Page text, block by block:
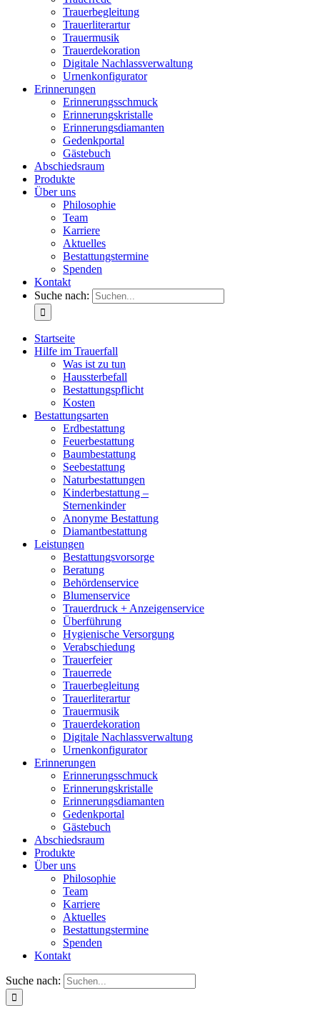
Trauerbegleitung
Trauerliterartur
Trauermusik
Trauerdekoration
Digitale Nachlassverwaltung
Urnenkonfigurator
Erinnerungen
Erinnerungsschmuck
Erinnerungskristalle
Erinnerungsdiamanten
Gedenkportal
Gästebuch
Abschiedsraum
Produkte
Über uns
Philosophie
Team
Karriere
Aktuelles
Bestattungstermine
Spenden
Kontakt
Suche nach:
Startseite
Hilfe im Trauerfall
Was ist zu tun
Haussterbefall
Bestattungspflicht
Kosten
Bestattungsarten
Erdbestattung
Feuerbestattung
Baumbestattung
Seebestattung
Naturbestattungen
Kinderbestattung –
Sternenkinder
Anonyme Bestattung
Diamantbestattung
Leistungen
Bestattungsvorsorge
Beratung
Behördenservice
Blumenservice
Trauerdruck + Anzeigenservice
Überführung
Hygienische Versorgung
Verabschiedung
Trauerfeier
Trauerrede
Trauerbegleitung
Trauerliterartur
Trauermusik
Trauerdekoration
Digitale Nachlassverwaltung
Urnenkonfigurator
Erinnerungen
Erinnerungsschmuck
Erinnerungskristalle
Erinnerungsdiamanten
Gedenkportal
Gästebuch
Abschiedsraum
Produkte
Über uns
Philosophie
Team
Karriere
Aktuelles
Bestattungstermine
Spenden
Kontakt
Suche nach: